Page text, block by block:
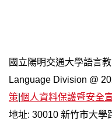
國立陽明交通大學語言
Language Division @
策 個人資料保護暨安全
地址: 30010 新竹市大學